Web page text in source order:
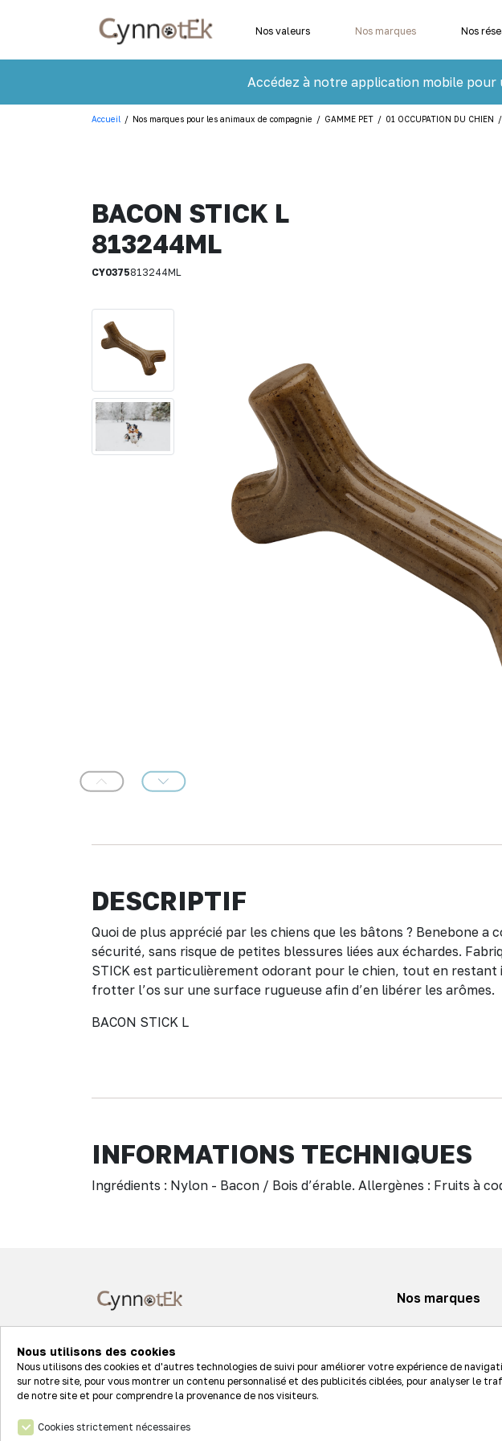
Nos valeurs Nos marques Nos
Accédez à notre application mobile
Accueil / Nos marques pour les animaux de compagnie / GAMME PET / 01 OCCUPATION DU CHIEN /
BACON STICK L
813244ML
CY0375813244ML
Précédent Suivant
DESCRIPTIF
Quoi de plus apprécié par les chiens que les bâtons ? Benebone
sécurité, sans risque de petites blessures liées aux échardes.
STICK est particulièrement odorant pour le chien, tout en
frotter l’os sur une surface rugueuse afin d’en libérer les arômes.
BACON STICK L
INFORMATIONS TECHNIQUES
Ingrédients : Nylon - Bacon / Bois d’érable. Allergènes : Fruits à
68127 STE CROIX EN PLAINE
Suivez-nous sur les réseaux
Nos marques
Chasse
Nous utilisons des cookies
Nous utilisons des cookies et d'autres technologies de suivi pour améliorer votre expérience de
sur notre site, pour vous montrer un contenu personnalisé et des publicités ciblées, pour analyser le
de notre site et pour comprendre la provenance de nos visiteurs.
Cookies strictement nécessaires